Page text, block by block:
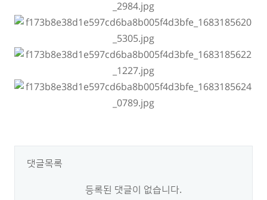
댓글목록
등록된 댓글이 없습니다.